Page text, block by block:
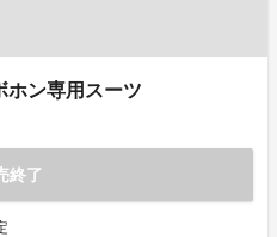
ホン専用スーツ
終了